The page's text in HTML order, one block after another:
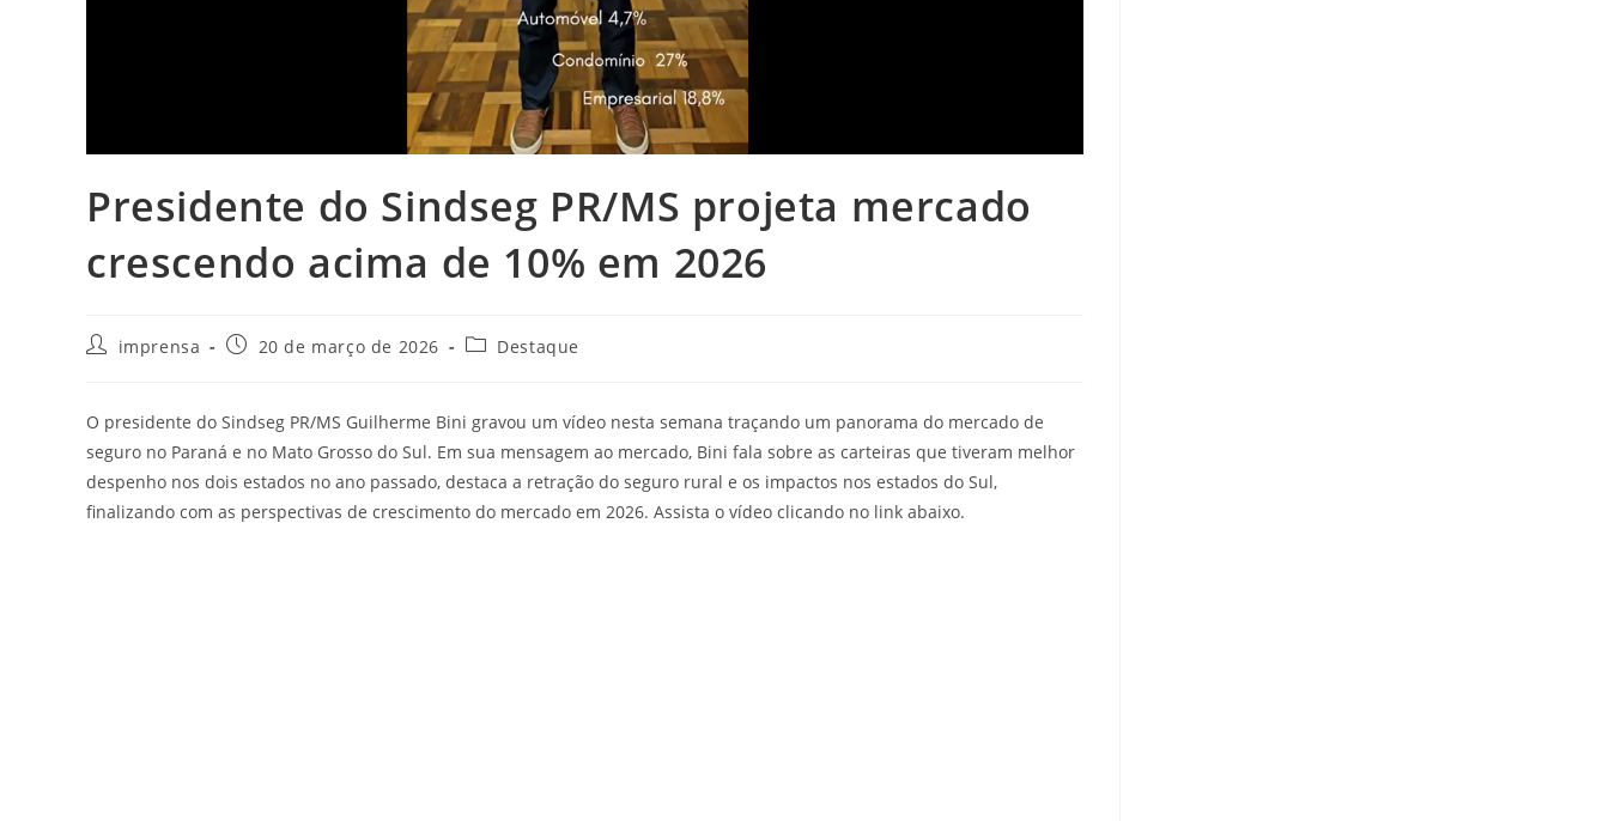
Presidente do Sindseg PR/MS projeta mercado
crescendo acima de 10% em 2026
imprensa 20 de março de 2026 Destaque
O presidente do Sindseg PR/MS Guilherme Bini gravou um vídeo nesta semana traçando um panorama do mercado de
seguro no Paraná e no Mato Grosso do Sul. Em sua mensagem ao mercado, Bini fala sobre as carteiras que tiveram melhor
despenho nos dois estados no ano passado, destaca a retração do seguro rural e os impactos nos estados do Sul,
finalizando com as perspectivas de crescimento do mercado em 2026. Assista o vídeo clicando no link abaixo.